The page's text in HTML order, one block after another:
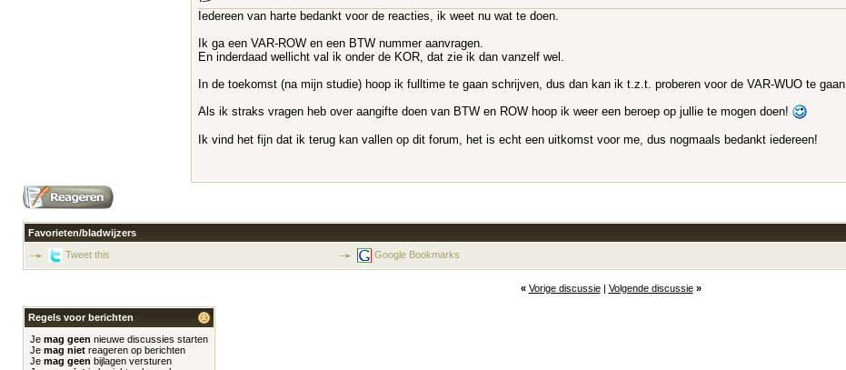
Iedereen van harte bedankt voor de reacties, ik weet nu wat te doen.
Ik ga een VAR-ROW en een BTW nummer aanvragen.
En inderdaad wellicht val ik onder de KOR, dat zie ik dan vanzelf wel.
In de toekomst (na mijn studie) hoop ik fulltime te gaan schrijven, dus dan kan ik t.z.t. proberen voor de VAR-WUO te gaan.
Als ik straks vragen heb over aangifte doen van BTW en ROW hoop ik weer een beroep op jullie te mogen doen!
Ik vind het fijn dat ik terug kan vallen op dit forum, het is echt een uitkomst voor me, dus nogmaals bedankt iedereen!
Favorieten/bladwijzers
Tweet this
Google Bookmarks
« Vorige discussie| Volgende discussie »
Regels voor berichten
Je mag geen nieuwe discussies starten
Je mag niet reageren op berichten
Je mag geen bijlagen versturen